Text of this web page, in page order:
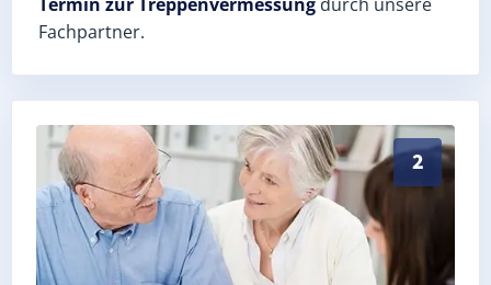
Fachpartner.
2
Exaktes Aufmaß in Wildenfels (Landkreis Zwickau)